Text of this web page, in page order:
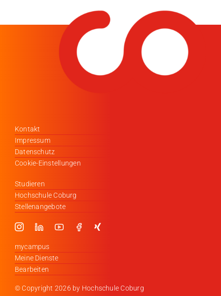
Kontakt
Impressum
Datenschutz
Cookie-Einstellungen
Studieren
Hochschule Coburg
Stellenangebote
mycampus
Meine Dienste
Bearbeiten
© Copyright 2026 by Hochschule Coburg